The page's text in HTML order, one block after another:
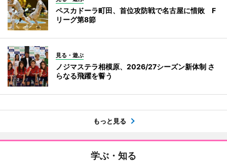
ペスカドーラ町田、首位攻防戦で名古屋に惜敗 F
リーグ第8節
見る・遊ぶ
ノジマステラ相模原、2026/27シーズン新体制 さ
らなる飛躍を誓う
もっと見る
学ぶ・知る